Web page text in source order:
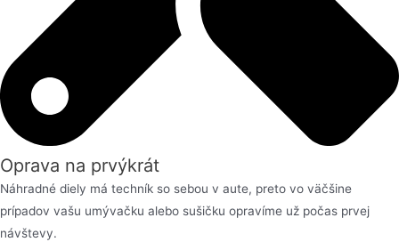
Oprava na prvýkrát
Náhradné diely má techník so sebou v aute, preto vo väčšine
prípadov vašu umývačku alebo sušičku opravíme už počas prvej
návštevy.